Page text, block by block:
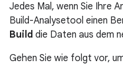
Jedes Mal, wenn Sie Ihre
Build-Analysetool einen
Build die Daten aus dem
Gehen Sie wie folgt vor,